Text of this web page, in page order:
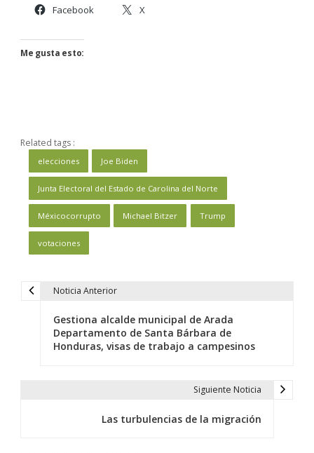
Facebook X
Me gusta esto:
Related tags :
elecciones Joe Biden
Junta Electoral del Estado de Carolina del Norte
Méxicocorrupto Michael Bitzer Trump
votaciones
N Noticia Anterior
Gestiona alcalde municipal de Arada
Departamento de Santa Bárbara de
Honduras, visas de trabajo a campesinos
Siguiente Noticia
Las turbulencias de la migración